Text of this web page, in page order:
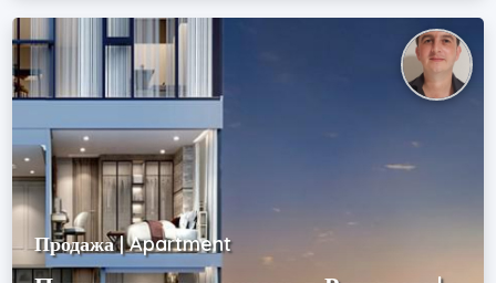
Продажа | Apartment